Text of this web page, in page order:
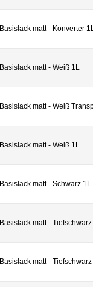
Basislack matt - Konverter
Basislack matt - Weiß 1L
Basislack matt - Weiß
Basislack matt - Weiß 1L
Basislack matt - Schwarz 1L
Basislack matt -
Basislack matt -